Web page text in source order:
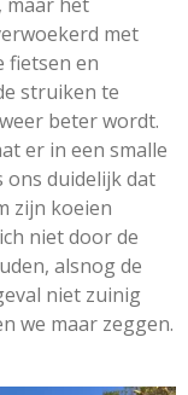
met
fietsen en
struiken te
beter wordt.
er in een smalle
ons duidelijk dat
zijn koeien
niet door de
alsnog de
niet zuinig
we maar zeggen.